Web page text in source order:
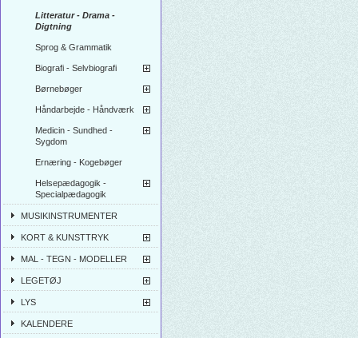
Litteratur - Drama -
Digtning
Sprog & Grammatik
Biografi - Selvbiografi
Børnebøger
Håndarbejde - Håndværk
Medicin - Sundhed -
Sygdom
Ernæring - Kogebøger
Helsepædagogik -
Specialpædagogik
MUSIKINSTRUMENTER
KORT & KUNSTTRYK
MAL - TEGN - MODELLER
LEGETØJ
LYS
KALENDERE